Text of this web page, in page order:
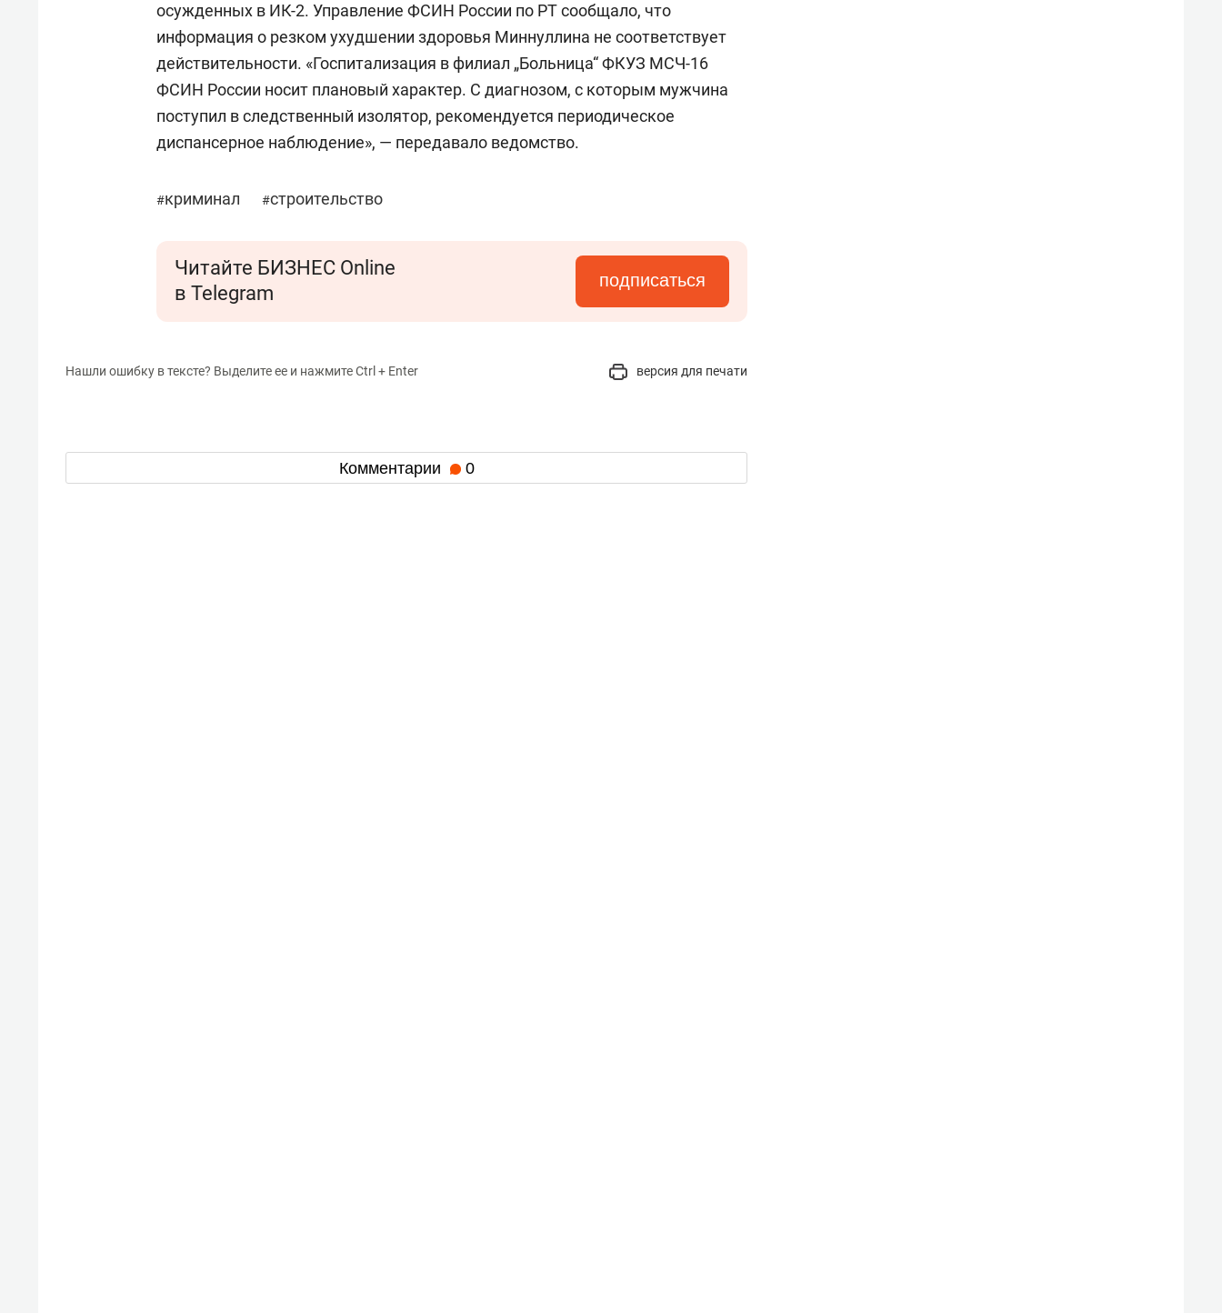
осужденных в ИК-2. Управление ФСИН России по РТ сообщало, что
информация о резком ухудшении здоровья Миннуллина не соответствует
действительности. «Госпитализация в филиал „Больница“ ФКУЗ МСЧ-16
ФСИН России носит плановый характер. С диагнозом, с которым мужчина
поступил в следственный изолятор, рекомендуется периодическое
диспансерное наблюдение», — передавало ведомство.
#криминал #строительство
Читайте БИЗНЕС Online
в Telegram
подписаться
Нашли ошибку в тексте? Выделите ее и нажмите Ctrl + Enter версия для печати
Комментарии 0